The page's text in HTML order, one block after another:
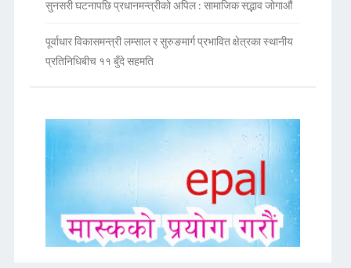
सुनसरी घटनापछि प्रधानमन्त्रीको अपिल : सामाजिक सद्भाव जोगाऔं
पूर्वाधार विकासमन्त्री लम्साल र सुरुङमार्ग प्रभावित क्षेत्रका स्थानीय
प्रतिनिधिबीच ११ बुँदे सहमति